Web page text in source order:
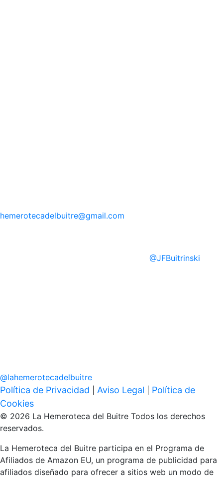
hemerotecadelbuitre@gmail.com
@JFBuitrinski
@lahemerotecadelbuitre
Política de Privacidad Aviso Legal
Política de
Cookies
© 2026 La Hemeroteca del Buitre Todos los derechos
reservados.
La Hemeroteca del Buitre participa en el Programa de
Afiliados de Amazon EU, un programa de publicidad para
afiliados diseñado para ofrecer a sitios web un modo de